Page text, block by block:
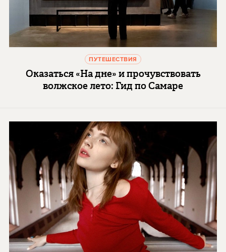
ПУТЕШЕСТВИЯ
Оказаться «На дне» и прочувствовать
волжское лето: Гид по Самаре